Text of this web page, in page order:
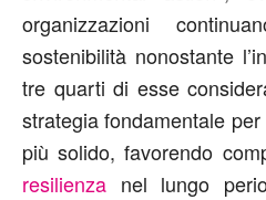
organizzazioni
sostenibilità nonostante
tre quarti di esse
strategia fondamentale
più solido, favorendo
resilienza nel lungo